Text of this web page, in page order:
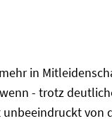
in
- trotz
von